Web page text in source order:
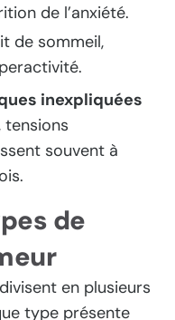
de l’anxiété.
de sommeil,
inexpliquées
tensions
souvent à
de
en plusieurs
type présente